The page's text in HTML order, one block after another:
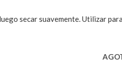
secar suavemente. Utilizar